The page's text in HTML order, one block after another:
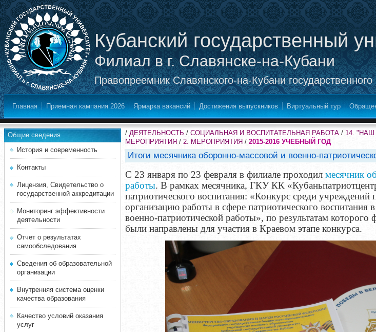
Кубанский государственный
Филиал в г. Славянске-на-Кубани
Правопреемник Славянского-на-Кубани государственного
Главная Приемная кампания 2026 Ярмарка вакансий Достижения выпускников Виртуальный тур
Общие сведения
История и современность
Контакты
Лицензия, Свидетельство о
государственной аккредитации
Мониторинг эффективности
деятельности
Отчет о результатах
самообследования
Сведения об образовательной
организации
Внутренняя система оценки
качества образования
Качество условий оказания
услуг
/ ДЕЯТЕЛЬНОСТЬ / СОЦИАЛЬНАЯ И ВОСПИТАТЕЛЬНАЯ РАБОТА / 14.
МЕРОПРИЯТИЯ / 2. МЕРОПРИЯТИЯ / 2015-2016 УЧЕБНЫЙ ГОД
Итоги месячника оборонно-массовой и военно-
С 23 января по 23 февраля в филиале проходил месячник
работы. В рамках месячника, ГКУ КК
патриотического воспитания: «Конкурс среди
организацию работы в сфере патриотического
военно-патриотической работы», по результатам
были направлены для участия в Краевом этапе конкурса.